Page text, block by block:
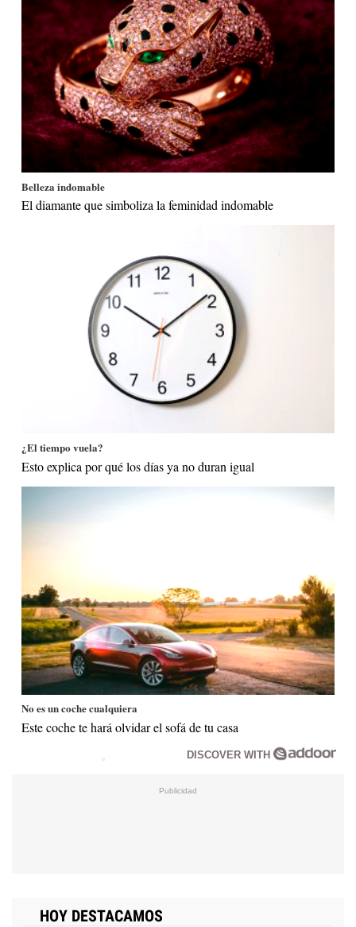
Belleza indomable
El diamante que simboliza la feminidad indomable
¿El tiempo vuela?
Esto explica por qué los días ya no duran igual
No es un coche cualquiera
Este coche te hará olvidar el sofá de tu casa
DISCOVER WITH
HOY DESTACAMOS